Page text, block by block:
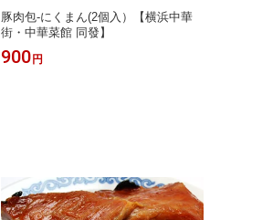
豚肉包-にくまん(2個入）【横浜中華
街・中華菜館 同發】
900円